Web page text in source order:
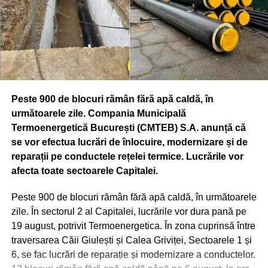
Vineri, 20 septembrie, 10.00-18.00 (17.30 ultima intrare),
proiectul PRINCIPIUM MOBILITAS, organizat de Direcţia
de Mediu – Serviciul Ecologie Urbană, Primăria
Municipiului Bucureşti, în parteneriat cu Muzeul
Municipiului Bucureşti. În cadrul proiectului vor fi
itinerante proprii referitoare la istoria Jandarmeriei
(uniforme naţionale şi internaţionale), puse la dispoziţie
de Inspectoratul General al Jandarmeriei Române,
materiale şi machete puse la dispoziţie de Institutul
Astronomic al Academiei Române şi de Observatorul
Astronomic Amiral Vasile Urseanu – Muzeul Municipiului
Societatea de Transport Bucureşti.
CASA DINU LIPATTI (BD. LASCĂR CATARGIU, NR. 12)
Vineri, 20 septembrie, ora 18.00 – „Zilele Bucureştiului” la
Casa Dinu Lipatti – Recital Tinere Talente. Eveniment
Peste 900 de blocuri rămân fără apă caldă, în
următoarele zile. Compania Municipală
Termoenergetică București (CMTEB) S.A. anunță că
se vor efectua lucrări de înlocuire, modernizare și de
reparații pe conductele rețelei termice. Lucrările vor
afecta toate sectoarele Capitalei.
Peste 900 de blocuri rămân fără apă caldă, în următoarele
zile. În sectorul 2 al Capitalei, lucrările vor dura pană pe
19 august, potrivit Termoenergetica. În zona cuprinsă între
traversarea Căii Giulești și Calea Griviței, Sectoarele 1 și
6, se fac lucrări de reparație și modernizare a conductelor.